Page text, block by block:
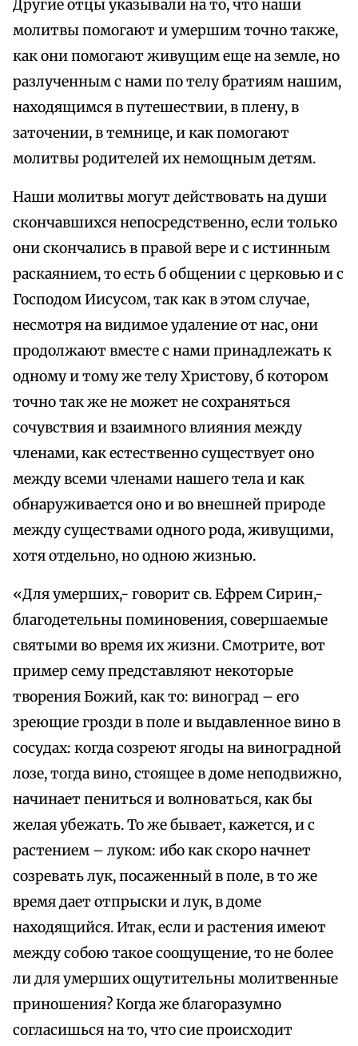
Другие отцы указывали на то, что наши
молитвы помогают и умершим точно также,
как они помогают живущим еще на земле, но
разлученным с нами по телу братиям нашим,
находящимся в путешествии, в плену, в
заточении, в темнице, и как помогают
молитвы родителей их немощным детям.
Наши молитвы могут действовать на души
скончавшихся непосредственно, если только
они скончались в правой вере и с истинным
раскаянием, то есть б общении с церковью и с
Господом Иисусом, так как в этом случае,
несмотря на видимое удаление от нас, они
продолжают вместе с нами принадлежать к
одному и тому же телу Христову, б котором
точно так же не может не сохраняться
сочувствия и взаимного влияния между
членами, как естественно существует оно
между всеми членами нашего тела и как
обнаруживается оно и во внешней природе
между существами одного рода, живущими,
хотя отдельно, но одною жизнью.
«Для умерших,- говорит св. Ефрем Сирин,-
благодетельны поминовения, совершаемые
святыми во время их жизни. Смотрите, вот
пример сему представляют некоторые
творения Божий, как то: виноград – его
зреющие грозди в поле и выдавленное вино в
сосудах: когда созреют ягоды на виноградной
лозе, тогда вино, стоящее в доме неподвижно,
начинает пениться и волноваться, как бы
желая убежать. То же бывает, кажется, и с
растением – луком: ибо как скоро начнет
созревать лук, посаженный в поле, в то же
время дает отпрыски и лук, в доме
находящийся. Итак, если и растения имеют
между собою такое соощущение, то не более
ли для умерших ощутительны молитвенные
приношения? Когда же благоразумно
согласишься на то, что сие происходит